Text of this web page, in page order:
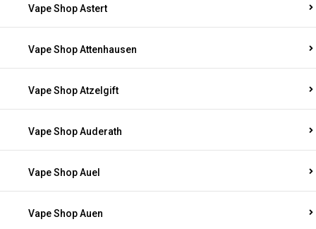
Vape Shop Astert
Vape Shop Attenhausen
Vape Shop Atzelgift
Vape Shop Auderath
Vape Shop Auel
Vape Shop Auen